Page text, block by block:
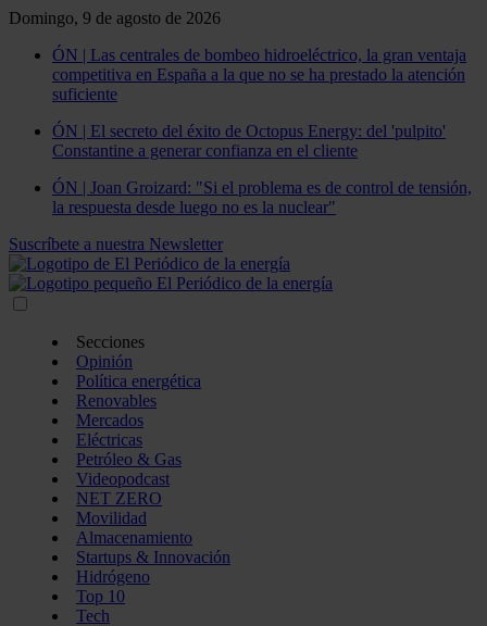
Domingo, 9 de agosto de 2026
ÓN | Las centrales de bombeo hidroeléctrico, la gran ventaja
competitiva en España a la que no se ha prestado la atención
suficiente
ÓN | El secreto del éxito de Octopus Energy: del 'pulpito'
Constantine a generar confianza en el cliente
ÓN | Joan Groizard: "Si el problema es de control de tensión,
la respuesta desde luego no es la nuclear"
Suscríbete a nuestra Newsletter
Secciones
Opinión
Política energética
Renovables
Mercados
Eléctricas
Petróleo & Gas
Videopodcast
NET ZERO
Movilidad
Almacenamiento
Startups & Innovación
Hidrógeno
Top 10
Tech